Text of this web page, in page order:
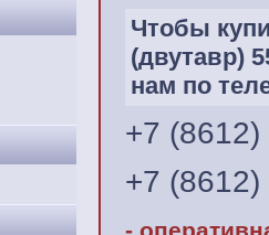
Чтобы
(двутавр)
нам по
+7
+7